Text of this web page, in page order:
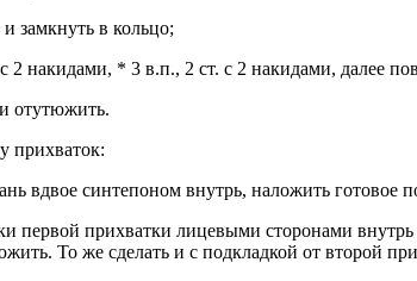
замкнуть в кольцо;
2 накидами, * 3 в.п., 2 ст. с 2 накидами, далее
отутюжить.
прихваток:
вдвое синтепоном внутрь, наложить готовое
первой прихватки лицевыми сторонами
То же сделать и с подкладкой от второй